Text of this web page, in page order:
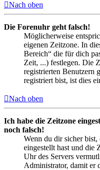
Nach oben
Die Forenuhr geht falsch!
Möglicherweise
eigenen Zeitzone. In
Bereich“ die für dich
Zeit, ...) festlegen. Die
registrierten Benutzern
registriert bist, ist dies
Nach oben
Ich habe die Zeitzone
noch falsch!
Wenn du dir sicher
eingestellt hast und die
Uhr des Servers
Administrator, damit er